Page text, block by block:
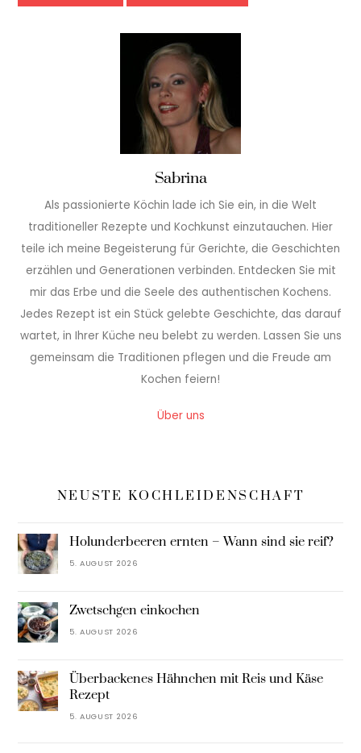
Sabrina
Als passionierte Köchin lade ich Sie ein, in die Welt
traditioneller Rezepte und Kochkunst einzutauchen. Hier
teile ich meine Begeisterung für Gerichte, die Geschichten
erzählen und Generationen verbinden. Entdecken Sie mit
mir das Erbe und die Seele des authentischen Kochens.
Jedes Rezept ist ein Stück gelebte Geschichte, das darauf
wartet, in Ihrer Küche neu belebt zu werden. Lassen Sie uns
gemeinsam die Traditionen pflegen und die Freude am
Kochen feiern!
Über uns
NEUSTE KOCHLEIDENSCHAFT
Holunderbeeren ernten – Wann sind sie reif?
5. AUGUST 2026
Zwetschgen einkochen
5. AUGUST 2026
Überbackenes Hähnchen mit Reis und Käse
Rezept
5. AUGUST 2026